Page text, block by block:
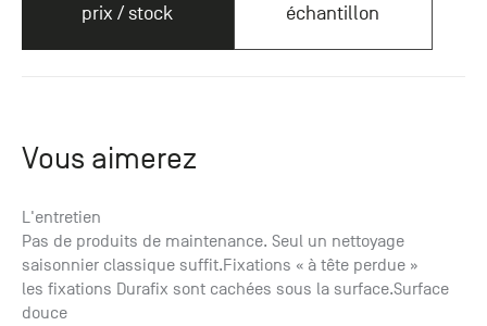
prix / stock
échantillon
Vous aimerez
L'entretien
Pas de produits de maintenance. Seul un nettoyage
saisonnier classique suffit.Fixations « à tête perdue »
les fixations Durafix sont cachées sous la surface.Surface
douce